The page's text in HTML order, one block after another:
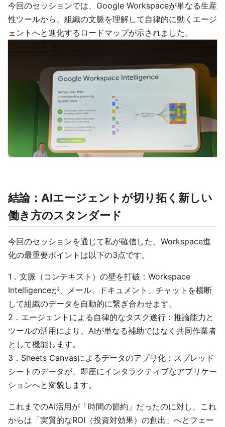
今回のセッションでは、Google Workspaceが単なる生産
性ツールから、組織の文脈を理解して自律的に動くエージ
ェントへと進化するロードマップが示されました。
結論：AIエージェントが切り拓く新しい
働き方のスタンダード
今回のセッションを通じて私が確信した、Workspace進
化の最重要ポイントは以下の3点です。
1．文脈（コンテキスト）の壁を打破：Workspace
Intelligenceが、メール、ドキュメント、チャットを横断
して組織のデータを自動的に繋ぎ合わせます。
2．エージェントによる自律的なタスク遂行：推論能力と
ツールの活用により、AIが単なる補助ではなく共同作業者
として機能します。
3．Sheets Canvasによるデータのアプリ化：スプレッド
シートのデータが、即座にインタラクティブなアプリケー
ションへと変貌します。
これまでのAI活用が「時間の節約」だったのに対し、これ
からは「実質的なROI（投資対効果）の創出」へとフェー